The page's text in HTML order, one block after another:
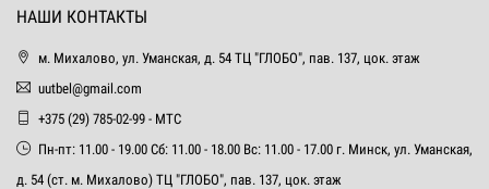
НАШИ КОНТАКТЫ
м. Михалово, ул. Уманская, д. 54 ТЦ "ГЛОБО", пав. 137, цок. этаж
uutbel@gmail.com
+375 (29) 785-02-99 - МТС
Пн-пт: 11.00 - 19.00 Сб: 11.00 - 18.00 Вс: 11.00 - 17.00 г. Минск, ул. Уманская,
д. 54 (ст. м. Михалово) ТЦ "ГЛОБО", пав. 137, цок. этаж